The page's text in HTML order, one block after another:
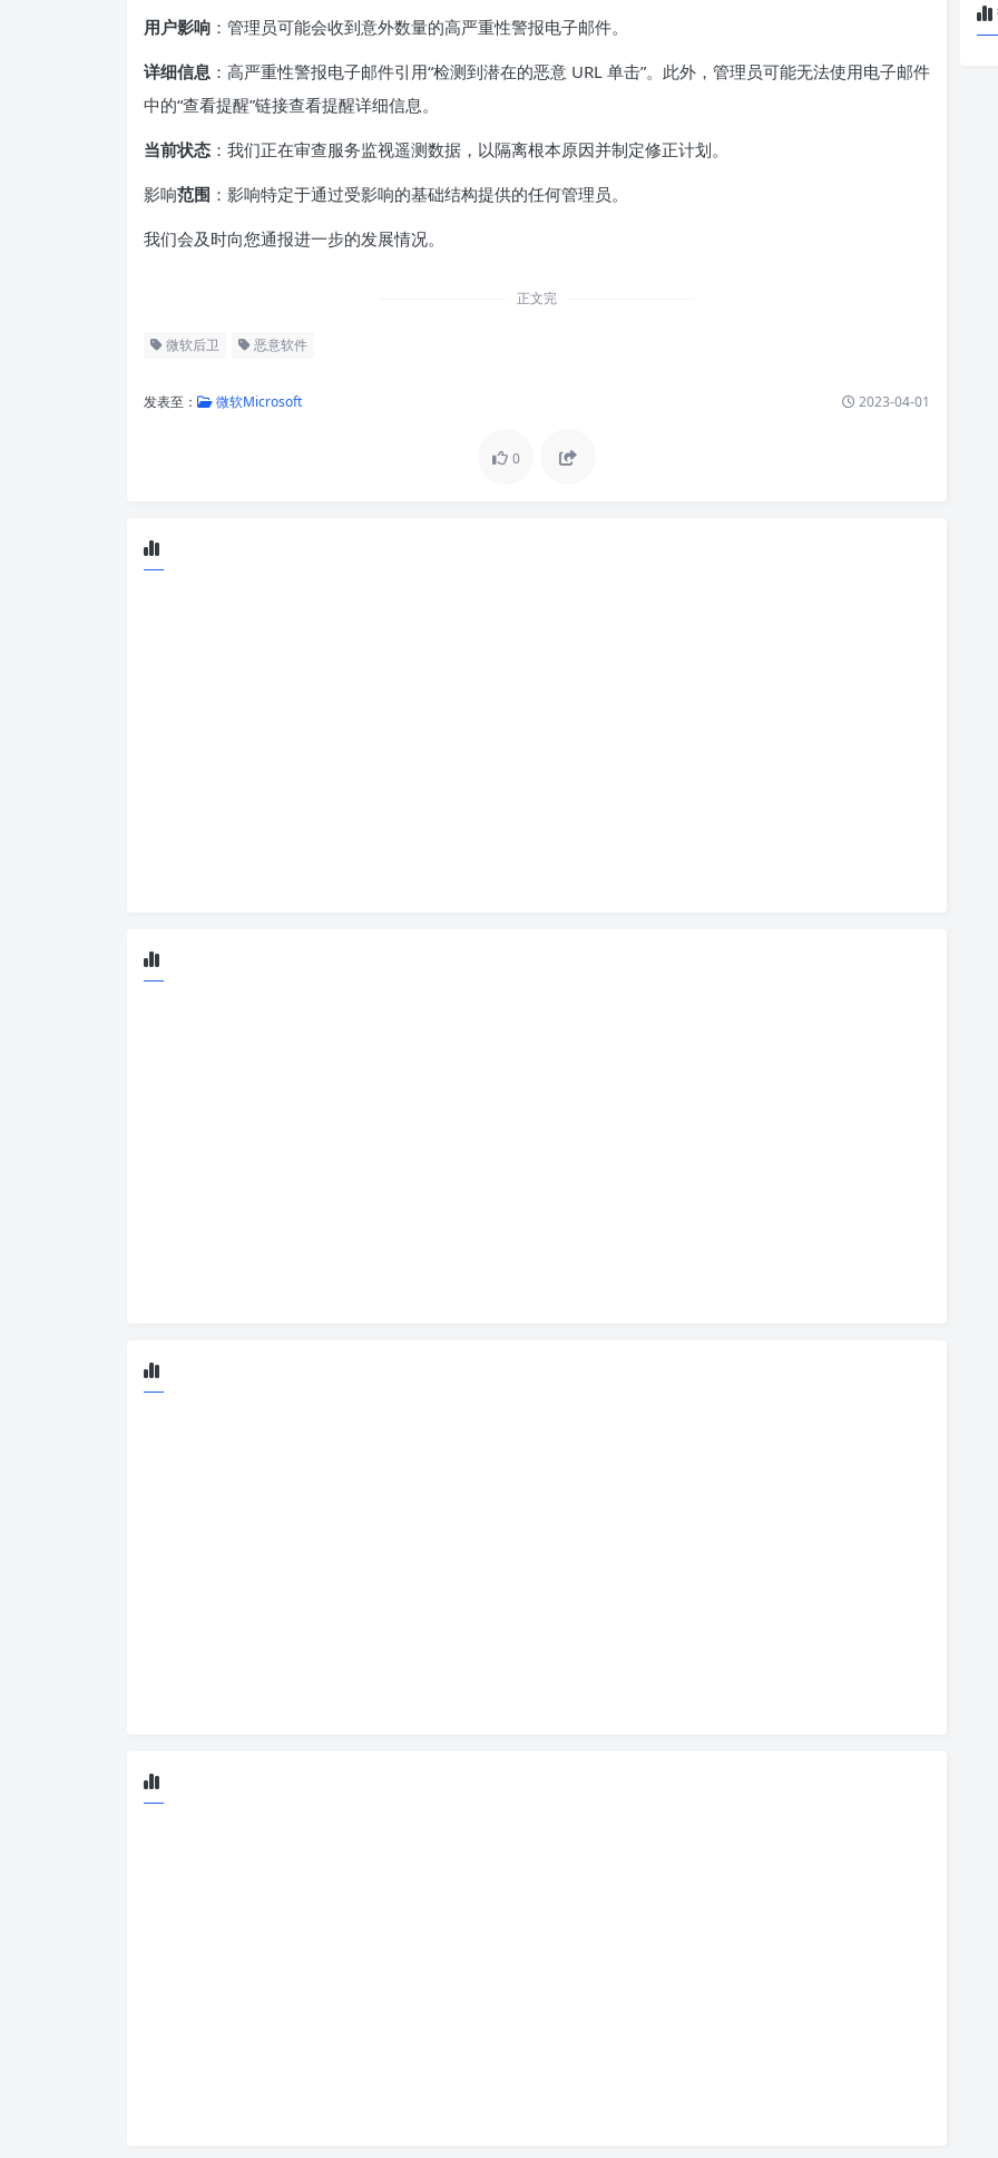
用户影响 ：管理员可能会收到意外数量的高严重性警报电子邮件。
详细信息 ：高严重性警报电子邮件引用“检测到潜在的恶意 URL 单击”。此外，管理员可能无法使用电子邮件
中的“查看提醒”链接查看提醒详细信息。
当前状态 ：我们正在审查服务监视遥测数据，以隔离根本原因并制定修正计划。
影响范围 ：影响特定于通过受影响的基础结构提供的任何管理员。
我们会及时向您通报进一步的发展情况。
正文完
微软后卫 恶意软件
发表至： 微软Microsoft 2023-04-01
0